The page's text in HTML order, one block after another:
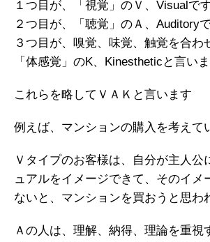
１つ目が、「視覚」のＶ、Visualです
２つ目が、「聴覚」のＡ、Auditoryで
３つ目が、嗅覚、味覚、触覚を合わ
「体感覚」のK、Kinestheticと言いま
これらを略してＶＡＫと言います
例えば、マンションの購入を考えて
Ｖタイプのお客様は、自分が主人公
ュアルをイメージできて、そのイメ
ないと、マンションを買おうと思わ
Ａの人は、理解、納得、理論を重視